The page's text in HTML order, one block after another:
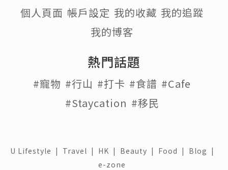
個人頁面 帳戶設定 我的收藏 我的追蹤
我的博客
熱門話題
#寵物 #行山 #打卡 #食譜 #Cafe
#Staycation #移民
U Lifestyle | Travel | HK | Beauty | Food | Blog |
e-zone